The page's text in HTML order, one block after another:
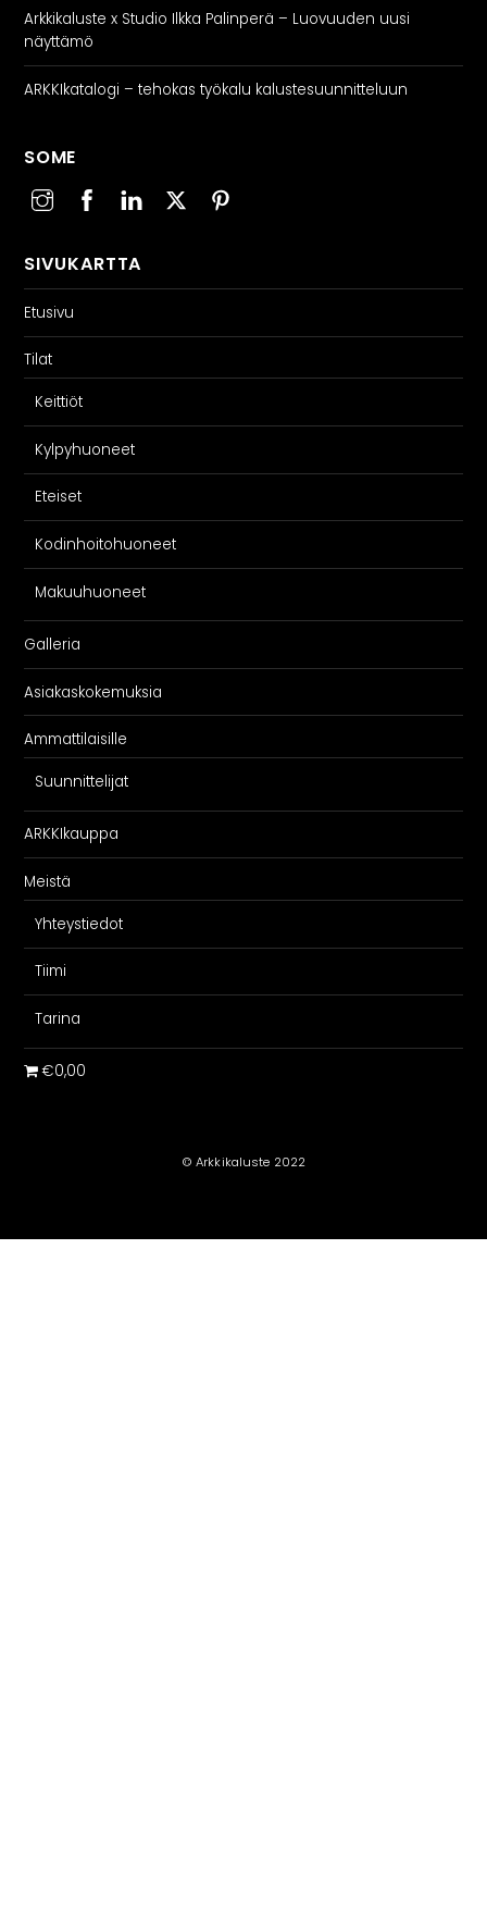
Arkkikaluste x Studio Ilkka Palinperä – Luovuuden uusi
näyttämö
ARKKIkatalogi – tehokas työkalu kalustesuunnitteluun
SOME
SIVUKARTTA
Etusivu
Tilat
Keittiöt
Kylpyhuoneet
Eteiset
Kodinhoitohuoneet
Makuuhuoneet
Galleria
Asiakaskokemuksia
Ammattilaisille
Suunnittelijat
ARKKIkauppa
Meistä
Yhteystiedot
Tiimi
Tarina
€0,00
© Arkkikaluste 2022